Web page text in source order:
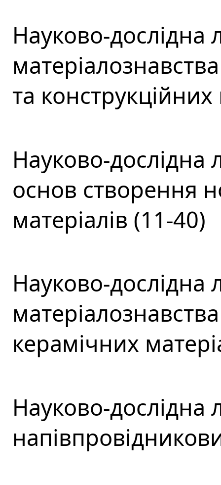
Науково-дослідна
та конструкційних
Науково-дослідна
основ створення
матеріалів (11-40)
Науково-дослідна
керамічних
Науково-дослідна